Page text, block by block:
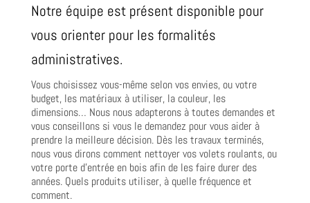
Notre équipe est présent disponible pour
vous orienter pour les formalités
administratives.
Vous choisissez vous-même selon vos envies, ou votre
budget, les matériaux à utiliser, la couleur, les
dimensions… Nous nous adapterons à toutes demandes et
vous conseillons si vous le demandez pour vous aider à
prendre la meilleure décision. Dès les travaux terminés,
nous vous dirons comment nettoyer vos volets roulants, ou
votre porte d’entrée en bois afin de les faire durer des
années. Quels produits utiliser, à quelle fréquence et
comment.